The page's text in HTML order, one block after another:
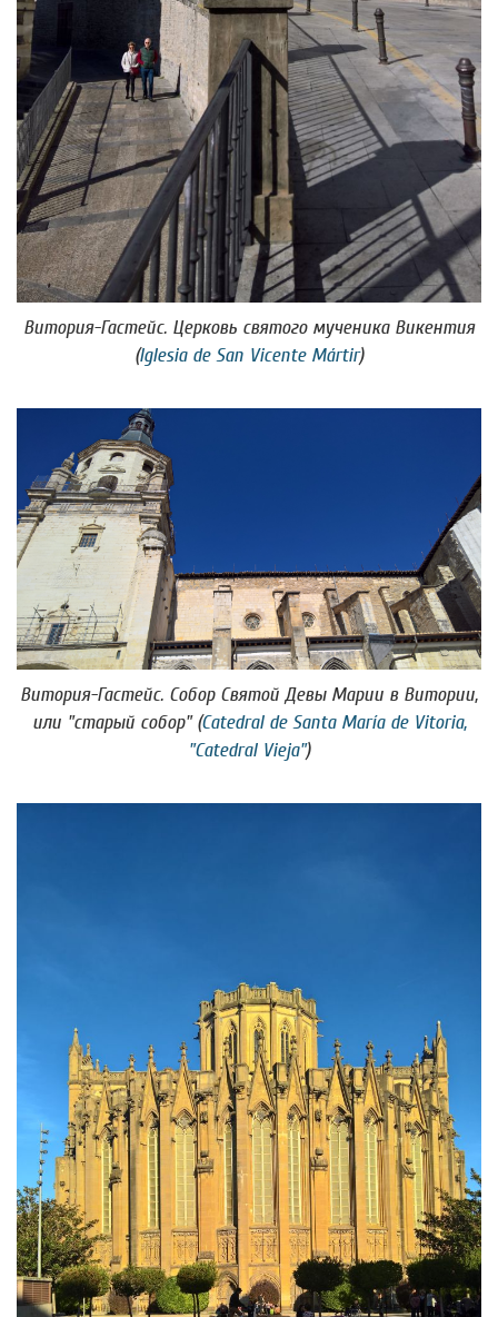
Витория-Гастейс. Церковь святого мученика Викентия
(Iglesia de San Vicente Mártir)
Витория-Гастейс. Собор Святой Девы Марии в Витории,
или "старый собор" (Catedral de Santa María de Vitoria,
"Catedral Vieja")